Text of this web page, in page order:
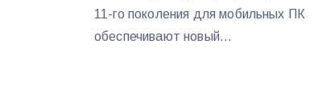
11-го поколения для мобильных ПК
обеспечивают новый...